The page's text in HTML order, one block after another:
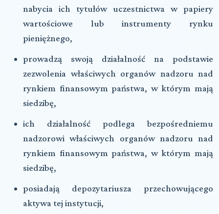
nabycia ich tytułów uczestnictwa w papiery
wartościowe lub instrumenty rynku
pieniężnego,
prowadzą swoją działalność na podstawie
zezwolenia właściwych organów nadzoru nad
rynkiem finansowym państwa, w którym mają
siedzibę,
ich działalność podlega bezpośredniemu
nadzorowi właściwych organów nadzoru nad
rynkiem finansowym państwa, w którym mają
siedzibę,
posiadają depozytariusza przechowującego
aktywa tej instytucji,